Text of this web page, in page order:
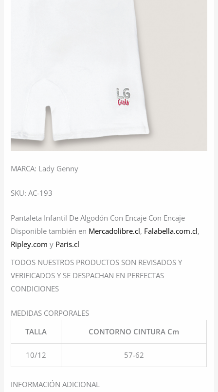
MARCA: Lady Genny
SKU: AC-193
Pantaleta Infantil De Algodón Con Encaje Con Encaje
Disponible también en Mercadolibre.cl, Falabella.com.cl,
Ripley.com y Paris.cl
TODOS NUESTROS PRODUCTOS SON REVISADOS Y
VERIFICADOS Y SE DESPACHAN EN PERFECTAS
CONDICIONES
MEDIDAS CORPORALES
TALLA
CONTORNO CINTURA Cm
10/12 57-62
INFORMACIÓN ADICIONAL